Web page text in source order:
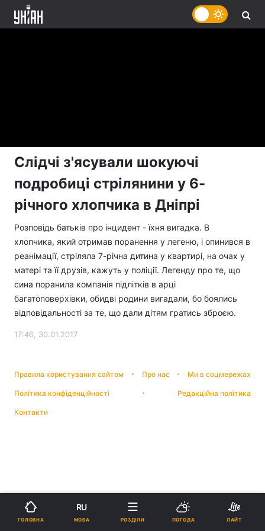
Слідчі з'ясували шокуючі
подробиці стрілянини у 6-
річного хлопчика в Дніпрі
Розповідь батьків про інцидент - їхня вигадка. В
хлопчика, який отримав поранення у легеню, і опинився в
реанімації, стріляла 7-річна дитина у квартирі, на очах у
матері та її друзів, кажуть у поліції. Легенду про те, що
сина поранила компанія підлітків в арці
багатоповерхівки, обидві родини вигадали, бо боялись
відповідальності за те, що дали дітям гратись зброєю.
17:46, 30.01.2017
Правила користування сайтом Про нас Ми в соцмережах
Політика конфіденційності Редакційна політика
Контакти
ГОЛОВНА
RU
МОВА РОЗДІЛИ ПОГОДА ЛАЙТ